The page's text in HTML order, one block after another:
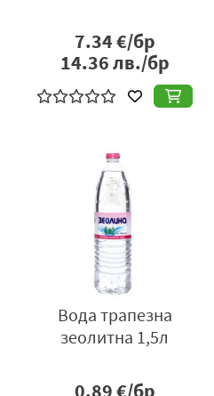
7.34€/бр
14.36лв./бр
Вода трапезна
зеолитна 1,5л